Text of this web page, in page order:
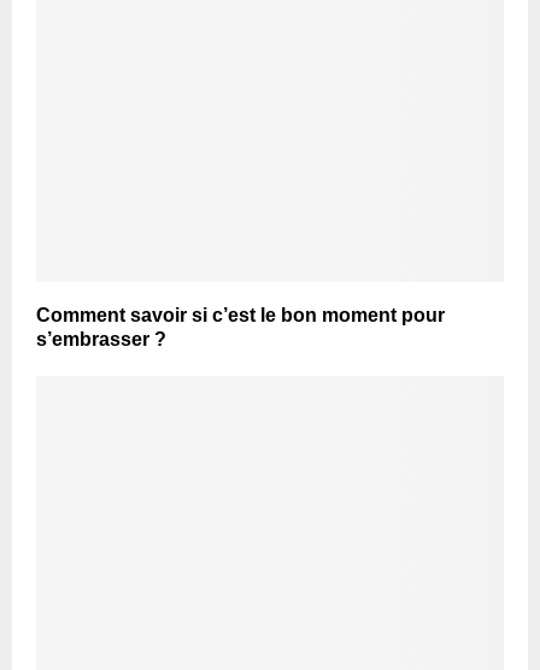
Comment savoir si c’est le bon moment pour
s’embrasser ?